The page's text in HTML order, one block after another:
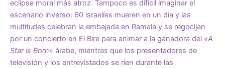
eclipse moral más atroz. Tampoco es difícil imaginar el
escenario inverso: 60 israelíes mueren en un día y las
multitudes celebran la embajada en Ramala y se regocijan
por un concierto en El Bire para animar a la ganadora del «A
Star is Born» árabe, mientras que los presentadores de
televisión y los entrevistados se ríen durante las